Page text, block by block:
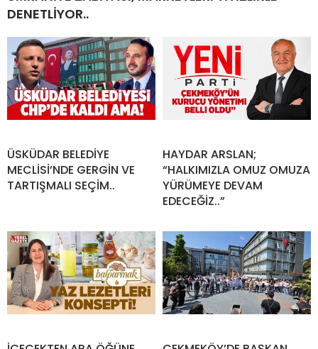
DENETLİYOR..
ÜSKÜDAR BELEDİYE
MECLİSİ’NDE GERGİN VE
TARTIŞMALI SEÇİM..
HAYDAR ARSLAN;
“HALKIMIZLA OMUZ OMUZA
YÜRÜMEYE DEVAM
EDECEĞİZ..”